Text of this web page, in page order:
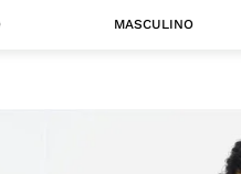
MASCULINO